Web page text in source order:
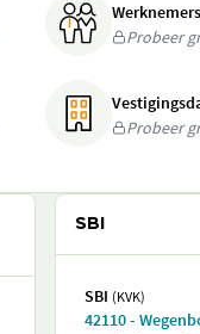
Probeer
Probeer
SBI
SBI (KVK)
42110 -